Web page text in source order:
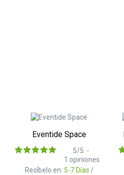
Eventide Space
Recíbelo en: 5-7 Días /
5/5 -
1 opiniones